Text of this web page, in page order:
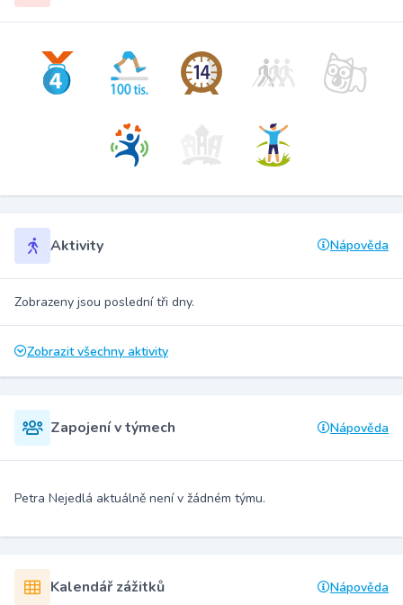
Aktivity Nápověda
Zobrazeny jsou poslední tři dny.
Zobrazit všechny aktivity
Zapojení v týmech Nápověda
Petra Nejedlá aktuálně není v žádném týmu.
Kalendář zážitků Nápověda